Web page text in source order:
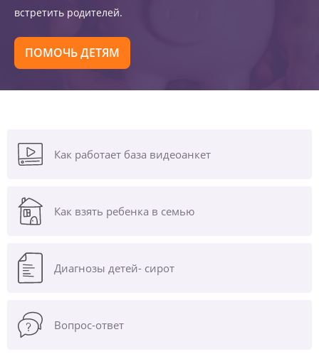
встретить родителей.
ПОМОЧЬ ДЕТЯМ
Как работает база видеоанкет
Как взять ребенка в семью
Диагнозы детей- сирот
Вопрос-ответ